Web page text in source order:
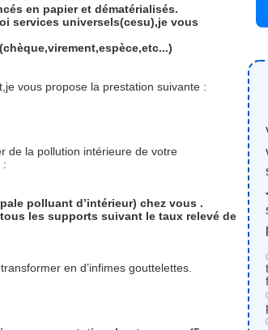
en papier et dématérialisés.
services universels(cesu),je vous
vous propose la prestation suivante :
de la pollution intérieure de votre
:
polluant d’intérieur) chez vous .
les supports suivant le taux relevé de
en d’infimes gouttelettes.